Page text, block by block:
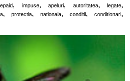
, impuse, apeluri, autoritatea, legate,
, protectia, nationala, conditii, conditionari,